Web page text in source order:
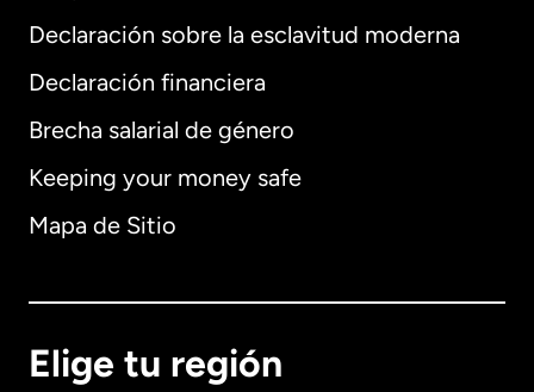
Declaración sobre la esclavitud moderna
Declaración financiera
Brecha salarial de género
Keeping your money safe
Mapa de Sitio
Elige tu región
Internacional English
Alemania